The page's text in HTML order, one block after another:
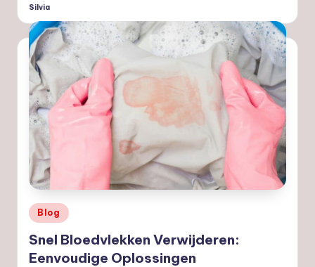
Geplaatst
door
Silvia
Geplaatst
in
Blog
Snel Bloedvlekken Verwijderen:
Eenvoudige Oplossingen